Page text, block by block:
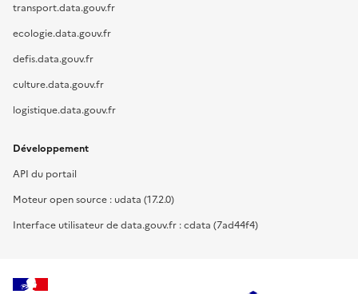
transport.data.gouv.fr
ecologie.data.gouv.fr
defis.data.gouv.fr
culture.data.gouv.fr
logistique.data.gouv.fr
Développement
API du portail
Moteur open source : udata (17.2.0)
Interface utilisateur de data.gouv.fr : cdata (7ad44f4)